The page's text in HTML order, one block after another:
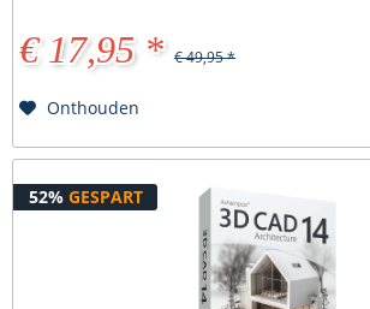
€ 17,95 * € 49,95 *
Onthouden
52% GESPART